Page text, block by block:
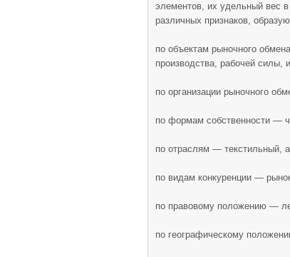
элементов, их удельный вес
различных признаков,
по объектам рыночного
производства, рабочей
по организации рыночного
по формам собственности —
по отраслям — текстильный,
по видам конкуренции —
по правовому положению —
по географическому